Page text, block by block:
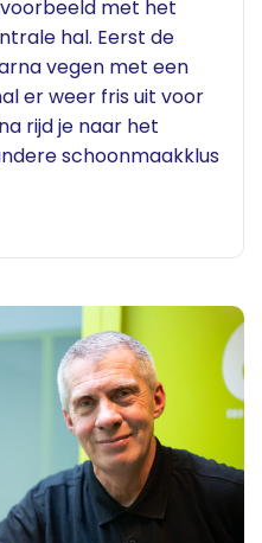
met het
hal. Eerst de
vegen met een
er weer fris uit voor
rijd je naar het
schoonmaakklus